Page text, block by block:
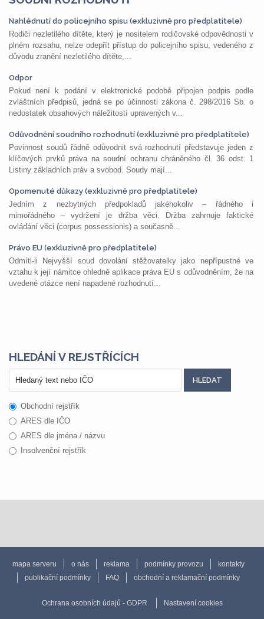
Nahlédnutí do policejního spisu (exkluzivně pro předplatitele)
Rodiči nezletilého dítěte, který je nositelem rodičovské odpovědnosti v
plném rozsahu, nelze odepřít přístup do policejního spisu, vedeného z
důvodu zranění nezletilého dítěte,...
Odpor
Pokud není k podání v elektronické podobě připojen podpis podle
zvláštních předpisů, jedná se po účinnosti zákona č. 298/2016 Sb. o
nedostatek obsahových náležitostí upravených v...
Odůvodnění soudního rozhodnutí (exkluzivně pro předplatitele)
Povinnost soudů řádně odůvodnit svá rozhodnutí představuje jeden z
klíčových prvků práva na soudní ochranu chráněného čl. 36 odst. 1
Listiny základních práv a svobod. Soudy mají...
Opomenuté důkazy (exkluzivně pro předplatitele)
Jedním z nezbytných předpokladů jakéhokoliv – řádného i
mimořádného – vydržení je držba věci. Držba zahrnuje faktické
ovládání věci (corpus possessionis) a současně...
Právo EU (exkluzivně pro předplatitele)
Odmítl-li Nejvyšší soud dovolání stěžovatelky jako nepřípustné ve
vztahu k její námitce ohledně aplikace práva EU s odůvodněním, že na
uvedené otázce není napadené rozhodnutí...
HLEDÁNÍ V REJSTŘÍCÍCH
Obchodní rejstřík
ARES dle IČO
ARES dle jména / názvu
Insolvenční rejstřík
mapa serveru o nás reklama podmínky provozu
kontakty
publikační podmínky
FAQ obchodní a reklamační podmínky
Ochrana osobních údajů - GDPR Nastavení cookies